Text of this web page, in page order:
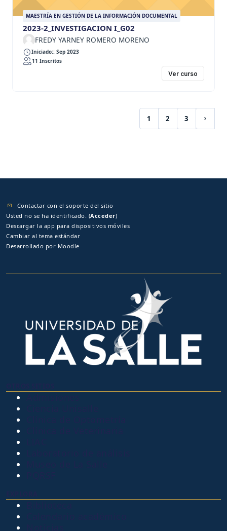
MAESTRÍA EN GESTIÓN DE LA INFORMACIÓN DOCUMENTAL
2023-2_INVESTIGACION I_G02
FREDY YARNEY ROMERO MORENO
Iniciado:: Sep 2023
11 Inscritos
Ver curso
1
(current)
2 3
Contactar con el soporte del sitio
Usted no se ha identificado. (Acceder)
Descargar la app para dispositivos móviles
Cambiar al tema estándar
Desarrollado por Moodle